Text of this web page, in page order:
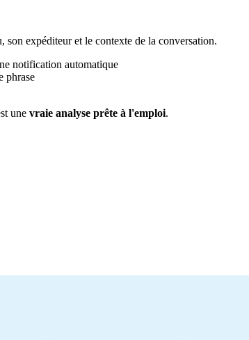
expéditeur et le contexte de la conversation.
notification automatique
phrase
une vraie analyse prête à l'emploi.